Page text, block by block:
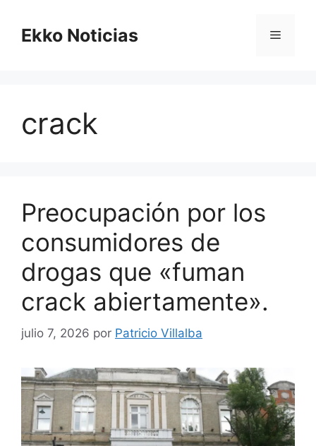
contenido
Ekko Noticias Menú
crack
Preocupación por los
consumidores de
drogas que «fuman
crack abiertamente».
julio 7, 2026 por Patricio Villalba